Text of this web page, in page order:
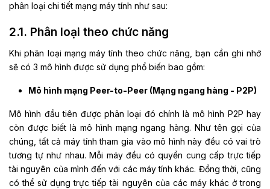
phân loại chi tiết mạng máy tính như sau:
2.1. Phân loại theo chức năng
Khi phân loại mạng máy tính theo chức năng, bạn cần ghi nhớ
sẽ có 3 mô hình được sử dụng phổ biến bao gồm:
Mô hình mạng Peer-to-Peer (Mạng ngang hàng - P2P)
Mô hình đầu tiên được phân loại đó chính là mô hình P2P hay
còn được biết là mô hình mạng ngang hàng. Như tên gọi của
chúng, tất cả máy tính tham gia vào mô hình này đều có vai trò
tương tự như nhau. Mỗi máy đều có quyền cung cấp trực tiếp
tài nguyên của mình đến với các máy tính khác. Đồng thời, cũng
có thể sử dụng trực tiếp tài nguyên của các máy khác ở trong